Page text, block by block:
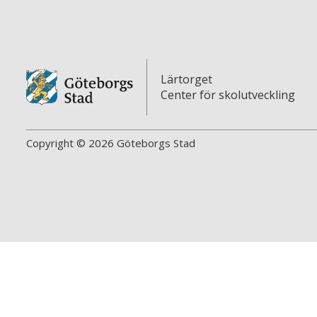
Lärtorget
Center för skolutveckling
Copyright © 2026 Göteborgs Stad